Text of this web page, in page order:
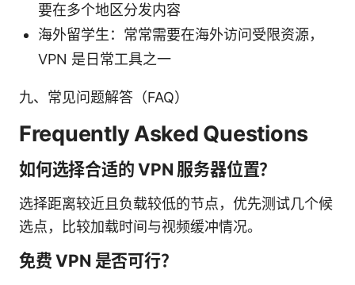
要在多个地区分发内容
海外留学生：常常需要在海外访问受限资源，
VPN 是日常工具之一
九、常见问题解答（FAQ）
Frequently Asked Questions
如何选择合适的 VPN 服务器位置？
选择距离较近且负载较低的节点，优先测试几个候
选点，比较加载时间与视频缓冲情况。
免费 VPN 是否可行？